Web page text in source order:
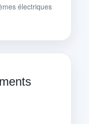
électriques